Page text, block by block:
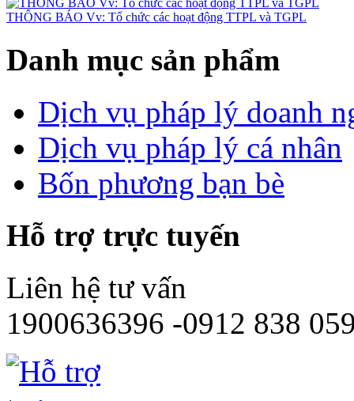
THÔNG BÁO Vv: Tổ chức các hoạt động TTPL và TGPL
Danh mục sản phẩm
Dịch vụ pháp lý doanh
Dịch vụ pháp lý cá nhân
Bốn phương bạn bè
Hỗ trợ trực tuyến
Liên hệ tư vấn
1900636396 -0912 838